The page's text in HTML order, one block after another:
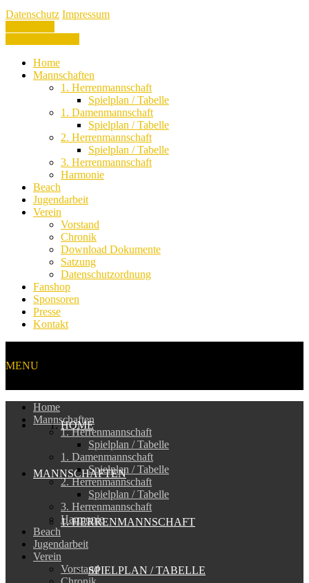
Datenschutz Impressum
Home
Mannschaften
1. Herrenmannschaft
Spielplan / Tabelle
1. Damenmannschaft
Spielplan / Tabelle
2. Herrenmannschaft
Spielplan / Tabelle
3. Herrenmannschaft
Harmonie
Beach
Jugendarbeit
Verein
Vorstand
Chronik
Download Dokumente
Satzung
Datenschutzordnung
Fanshop
Sponsoren
Presse
Kontakt
MENU
HOME
MANNSCHAFTEN
1. HERRENMANNSCHAFT
SPIELPLAN / TABELLE
Home
Mannschaften
1. Herrenmannschaft
Spielplan / Tabelle
1. Damenmannschaft
Spielplan / Tabelle
2. Herrenmannschaft
Spielplan / Tabelle
3. Herrenmannschaft
Harmonie
Beach
Jugendarbeit
Verein
Vorstand